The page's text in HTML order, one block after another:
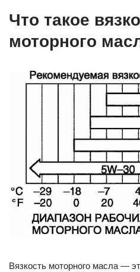
Что такое
моторного
Вязкость моторного масла —